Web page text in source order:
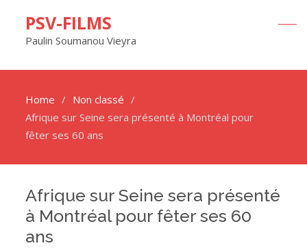
PSV-FILMS
Paulin Soumanou Vieyra
Home
Non classé
Afrique sur Seine sera présenté à Montréal pour
fêter ses 60 ans
Afrique sur Seine sera présenté
à Montréal pour fêter ses 60
ans